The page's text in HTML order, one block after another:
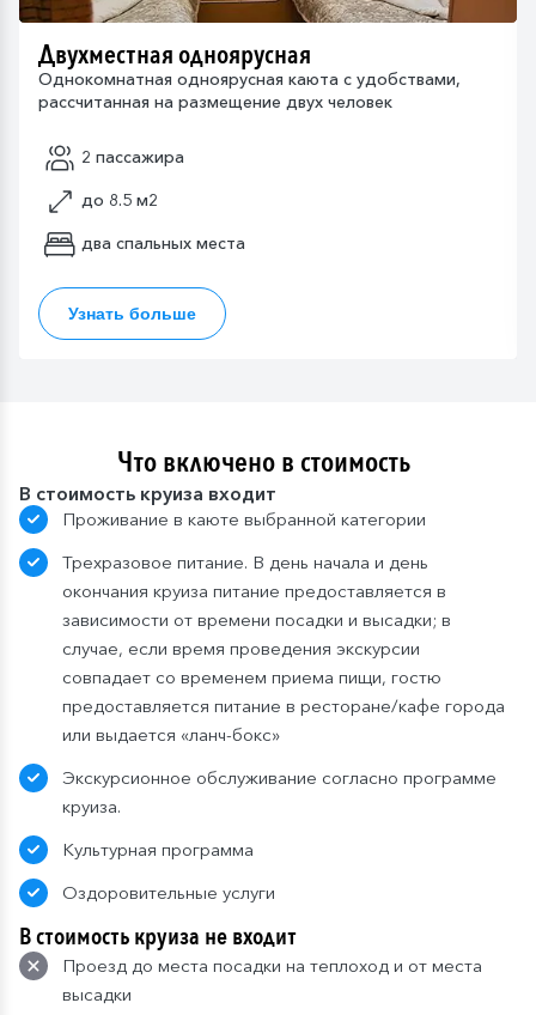
Двухместная одноярусная
Однокомнатная одноярусная каюта с удобствами,
рассчитанная на размещение двух человек
2 пассажира
до 8.5 м2
два спальных места
Узнать больше
Что включено в стоимость
В стоимость круиза входит
Проживание в каюте выбранной категории
Трехразовое питание. В день начала и день
окончания круиза питание предоставляется в
зависимости от времени посадки и высадки; в
случае, если время проведения экскурсии
совпадает со временем приема пищи, гостю
предоставляется питание в ресторане/кафе города
или выдается «ланч-бокс»
Экскурсионное обслуживание согласно программе
круиза.
Культурная программа
Оздоровительные услуги
В стоимость круиза не входит
Проезд до места посадки на теплоход и от места
высадки